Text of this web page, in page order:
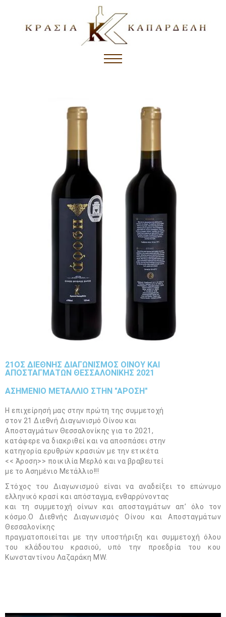
21ΟΣ ΔΙΕΘΝΉΣ ΔΙΑΓΩΝΙΣΜΌΣ ΟΊΝΟΥ ΚΑΙ
ΑΠΟΣΤΑΓΜΆΤΩΝ ΘΕΣΣΑΛΟΝΊΚΗΣ 2021
ΑΣΗΜΕΝΙΟ ΜΕΤΑΛΛΙΟ ΣΤΗΝ "ΑΡΟΣΗ"
Η επιχείρησή μας στην πρώτη της συμμετοχή
στον 21 Διεθνή Διαγωνισμό Οίνου και
Αποσταγμάτων Θεσσαλονίκης για το 2021,
κατάφερε να διακριθεί και να αποσπάσει στην
κατηγορία ερυθρών κρασιών με την ετικέτα
<< Άροση>> ποικιλία Μερλό και να βραβευτεί
με το Ασημένιο Μετάλλιο!!!
Στόχος του Διαγωνισμού είναι να αναδείξει το επώνυμο
ελληνικό κρασί και απόσταγμα, ενθαρρύνοντας
και τη συμμετοχή οίνων και αποσταγμάτων απ’ όλο τον
κόσμο.Ο Διεθνής Διαγωνισμός Οίνου και Αποσταγμάτων
Θεσσαλονίκης
πραγματοποιείται με την υποστήριξη και συμμετοχή όλου
του κλάδουτου κρασιού, υπό την προεδρία του κου
Κωνσταντίνου Λαζαράκη MW.